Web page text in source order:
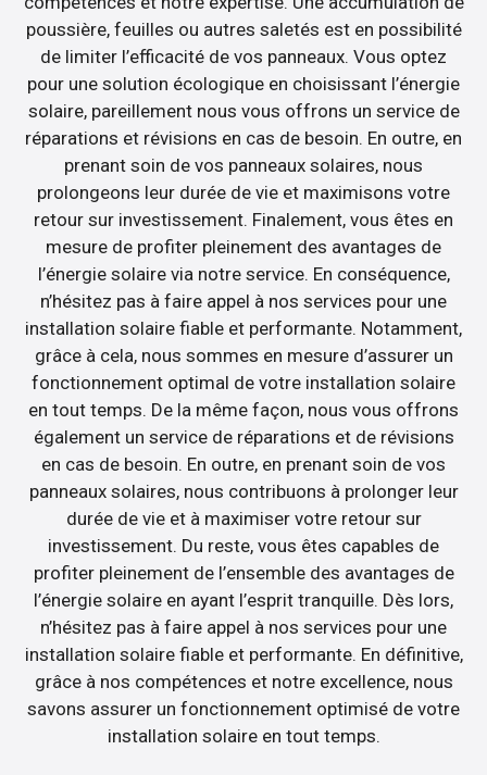
poussière, feuilles ou autres saletés est en possibilité
de limiter l’efficacité de vos panneaux. Vous optez
pour une solution écologique en choisissant l’énergie
solaire, pareillement nous vous offrons un service de
réparations et révisions en cas de besoin. En outre, en
prenant soin de vos panneaux solaires, nous
prolongeons leur durée de vie et maximisons votre
retour sur investissement. Finalement, vous êtes en
mesure de profiter pleinement des avantages de
l’énergie solaire via notre service. En conséquence,
n’hésitez pas à faire appel à nos services pour une
installation solaire fiable et performante. Notamment,
grâce à cela, nous sommes en mesure d’assurer un
fonctionnement optimal de votre installation solaire
en tout temps. De la même façon, nous vous offrons
également un service de réparations et de révisions
en cas de besoin. En outre, en prenant soin de vos
panneaux solaires, nous contribuons à prolonger leur
durée de vie et à maximiser votre retour sur
investissement. Du reste, vous êtes capables de
profiter pleinement de l’ensemble des avantages de
l’énergie solaire en ayant l’esprit tranquille. Dès lors,
n’hésitez pas à faire appel à nos services pour une
installation solaire fiable et performante. En définitive,
grâce à nos compétences et notre excellence, nous
savons assurer un fonctionnement optimisé de votre
installation solaire en tout temps.